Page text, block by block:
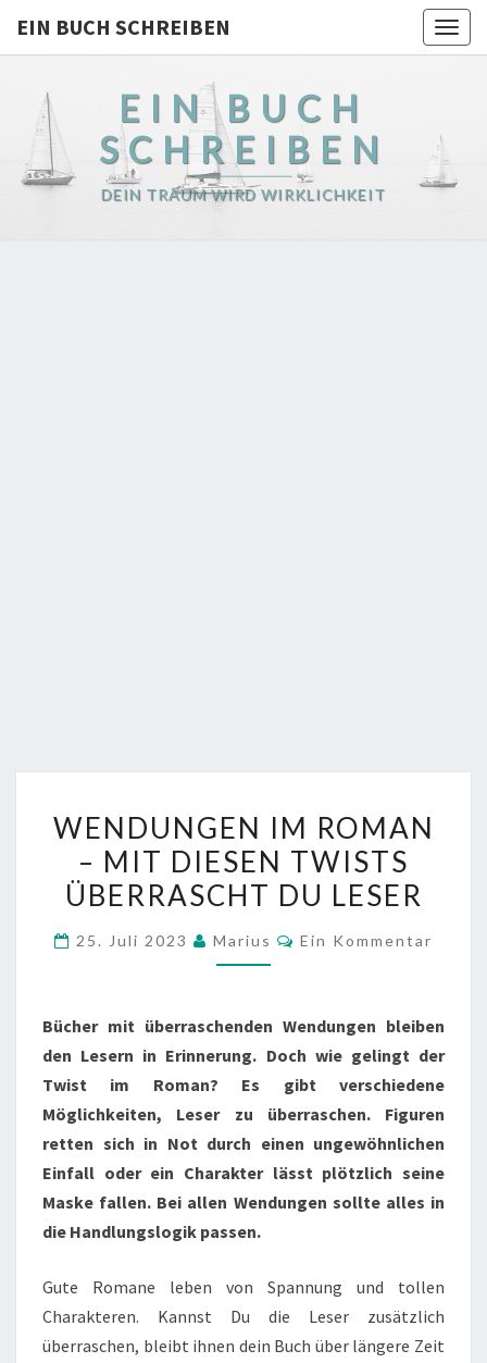
EIN BUCH SCHREIBEN
EIN BUCH
SCHREIBEN
DEIN TRAUM WIRD WIRKLICHKEIT
IM
ROMAN
–
DIESEN
DU
LESER
WENDUNGEN IM ROMAN
– MIT DIESEN TWISTS
ÜBERRASCHT DU LESER
25. Juli 2023 Marius Kommentare
Ein Kommentar
Bücher mit überraschenden Wendungen bleiben
den Lesern in Erinnerung. Doch wie gelingt der
Twist im Roman? Es gibt verschiedene
Möglichkeiten, Leser zu überraschen. Figuren
retten sich in Not durch einen ungewöhnlichen
Einfall oder ein Charakter lässt plötzlich seine
Maske fallen. Bei allen Wendungen sollte alles in
die Handlungslogik passen.
Gute Romane leben von Spannung und tollen
Charakteren. Kannst Du die Leser zusätzlich
überraschen, bleibt ihnen dein Buch über längere Zeit